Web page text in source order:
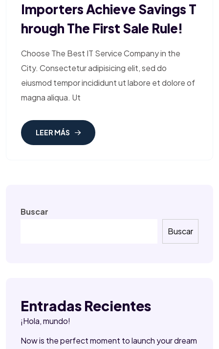
Importers Achieve Savings T
Hrough The First Sale Rule!
Choose The Best IT Service Company in the
City. Consectetur adipisicing elit, sed do
eiusmod tempor incididunt ut labore et dolore of
magna aliqua. Ut
LEER MÁS
Buscar
Buscar
Entradas Recientes
¡Hola, mundo!
Now is the perfect moment to launch your dream